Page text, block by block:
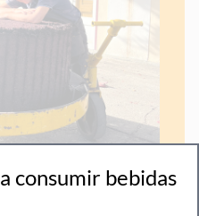
consumir bebidas